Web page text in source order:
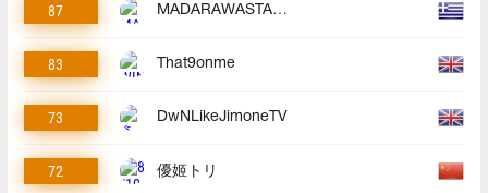
87 MADARAWASTAKEN
83 That9onme
73 DwNLikeJimoneTV
72 優姬トリ